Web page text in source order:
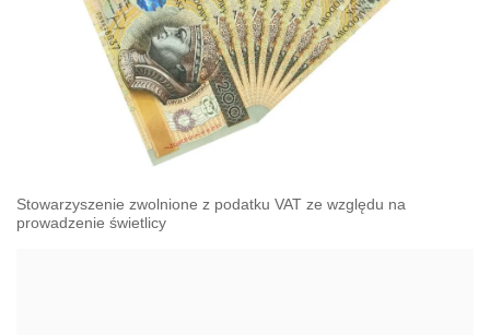
Stowarzyszenie zwolnione z podatku VAT ze względu na
prowadzenie świetlicy